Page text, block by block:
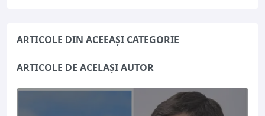
ARTICOLE DIN ACEEAȘI CATEGORIE
ARTICOLE DE ACELAȘI AUTOR